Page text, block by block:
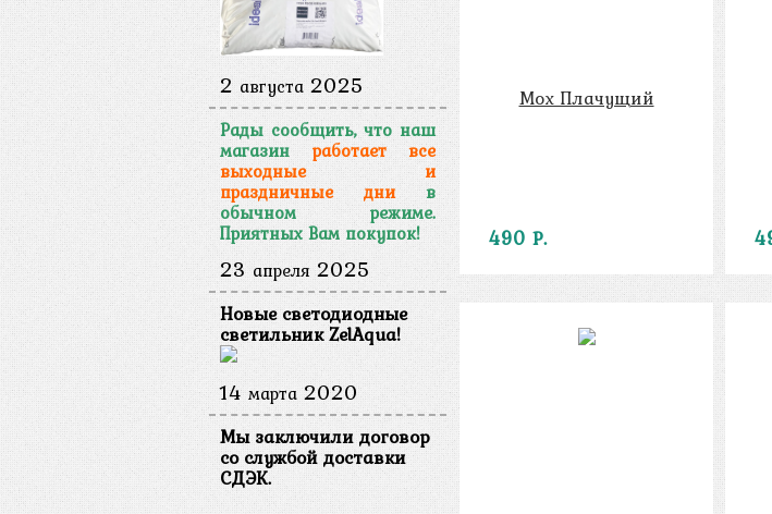
2 августа 2025
Рады сообщить, что наш
магазин работает все
выходные и
праздничные днив
обычном режиме.
Приятных Вам покупок!
23апреля 2025
Новые светодиодные
светильник ZelAqua!
14марта2020
Мы заключили договор
со службой доставки
СДЭК.
Мох Плачущий
490 Р.